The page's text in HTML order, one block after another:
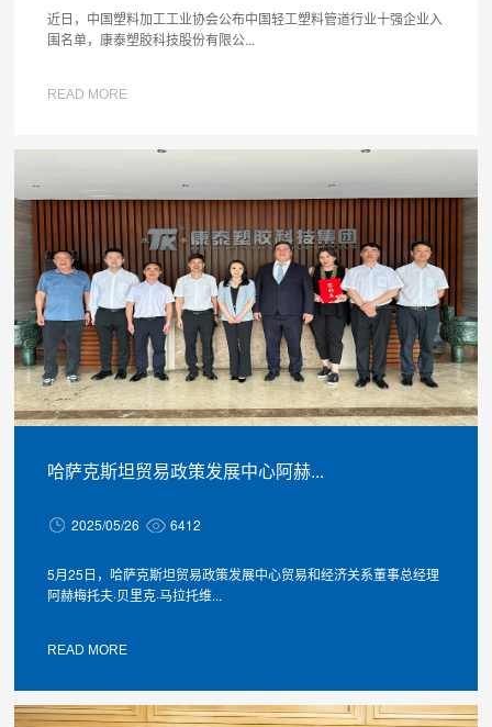
近日，中国塑料加工工业协会公布中国轻工塑料管道行业十强企业入
围名单，康泰塑胶科技股份有限公...
READ MORE
哈萨克斯坦贸易政策发展中心阿赫...
2025/05/26 6412
5月25日，哈萨克斯坦贸易政策发展中心贸易和经济关系董事总经理
阿赫梅托夫·贝里克·马拉托维...
READ MORE